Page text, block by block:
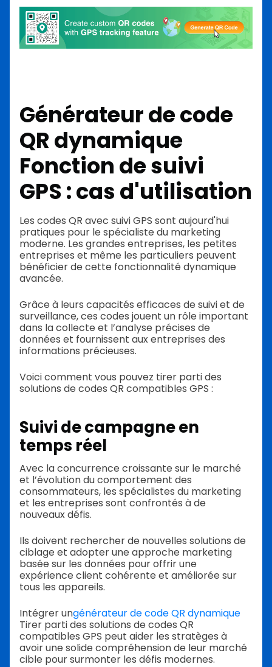
Générateur de code
QR dynamique
Fonction de suivi
GPS : cas d'utilisation
Les codes QR avec suivi GPS sont aujourd'hui
pratiques pour le spécialiste du marketing
moderne. Les grandes entreprises, les petites
entreprises et même les particuliers peuvent
bénéficier de cette fonctionnalité dynamique
avancée.
Grâce à leurs capacités efficaces de suivi et de
surveillance, ces codes jouent un rôle important
dans la collecte et l’analyse précises de
données et fournissent aux entreprises des
informations précieuses.
Voici comment vous pouvez tirer parti des
solutions de codes QR compatibles GPS :
Suivi de campagne en
temps réel
Avec la concurrence croissante sur le marché
et l’évolution du comportement des
consommateurs, les spécialistes du marketing
et les entreprises sont confrontés à de
nouveaux défis.
Ils doivent rechercher de nouvelles solutions de
ciblage et adopter une approche marketing
basée sur les données pour offrir une
expérience client cohérente et améliorée sur
tous les appareils.
Intégrer ungénérateur de code QR dynamique
Tirer parti des solutions de codes QR
compatibles GPS peut aider les stratèges à
avoir une solide compréhension de leur marché
cible pour surmonter les défis modernes.